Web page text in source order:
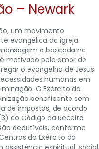
– Newark
um movimento
evangélica da igreja
é baseada na
motivado pelo amor de
o evangelho de Jesus
humanas em
O Exército da
beneficente sem
de impostos, de acordo
do Código da Receita
dedutíveis, conforme
do Exército da